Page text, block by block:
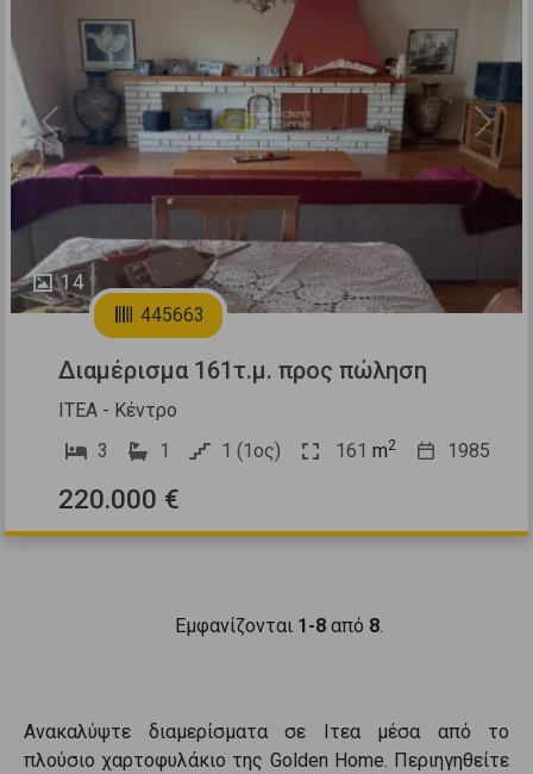
14
Previous Next
445663
Διαμέρισμα 161τ.μ. προς πώληση
ΙΤΕΑ - Κέντρο
3
1 1 (1ος) 161 m2 1985
220.000 €
Εμφανίζονται 1-8από 8.
Ανακαλύψτε διαμερίσματασε Ιτεαμέσα από το
πλούσιο χαρτοφυλάκιο της Golden Home. Περιηγηθείτε